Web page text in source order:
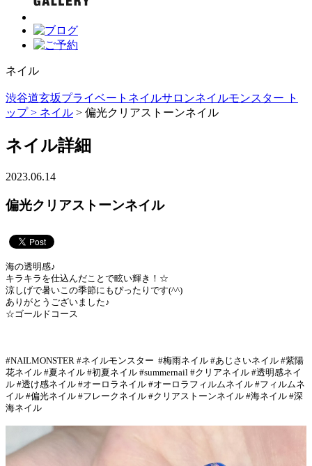
ネイル
渋谷道玄坂プライベートネイルサロンネイルモンスター ト
ップ > ネイル > 偏光クリアストーンネイル
ネイル詳細
2023.06.14
偏光クリアストーンネイル
海の透明感♪
キラキラを仕込んだことで眩い輝き！☆
涼しげで暑いこの季節にもぴったりです(^^)
ありがとうございました♪
☆ゴールドコース
#NAILMONSTER #ネイルモンスター #梅雨ネイル #あじさいネイル #紫陽
花ネイル #夏ネイル #初夏ネイル #summernail #クリアネイル #透明感ネイ
ル #透け感ネイル #オーロラネイル #オーロラフィルムネイル #フィルムネ
イル #偏光ネイル #フレークネイル #クリアストーンネイル #海ネイル #深
海ネイル